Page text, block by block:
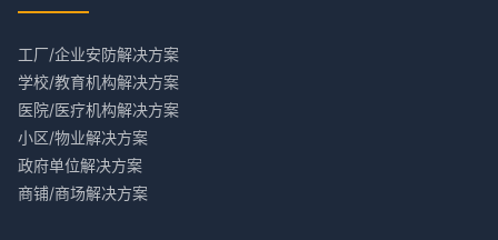
工厂/企业安防解决方案
学校/教育机构解决方案
医院/医疗机构解决方案
小区/物业解决方案
政府单位解决方案
商铺/商场解决方案